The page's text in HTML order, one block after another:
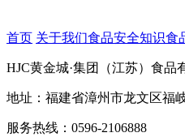
首页 关于我们食品安全知识食
HJC黄金城·集团（江苏）食品
地址：福建省漳州市龙文区福
服务热线：0596-2106888